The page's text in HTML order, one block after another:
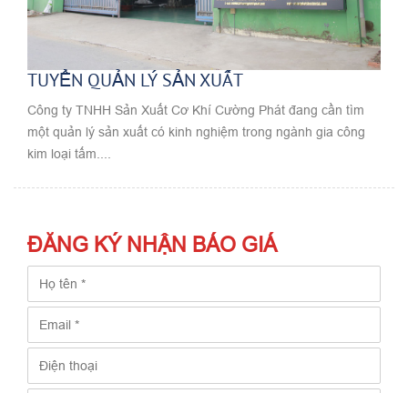
TUYỂN QUẢN LÝ SẢN XUẤT
Công ty TNHH Sản Xuất Cơ Khí Cường Phát đang cần tìm
một quản lý sản xuất có kinh nghiệm trong ngành gia công
kim loại tấm....
ĐĂNG KÝ NHẬN BÁO GIÁ